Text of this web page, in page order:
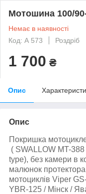
Мотошина 100/
Немає в наявності
Код: А 573
Роздріб
1 700 ₴
Опис
Опис
Покришка
( SWALLOW MT-388
type), без камери в
малюнок
мотоциклів Viper
YBR-125 / Мінск /